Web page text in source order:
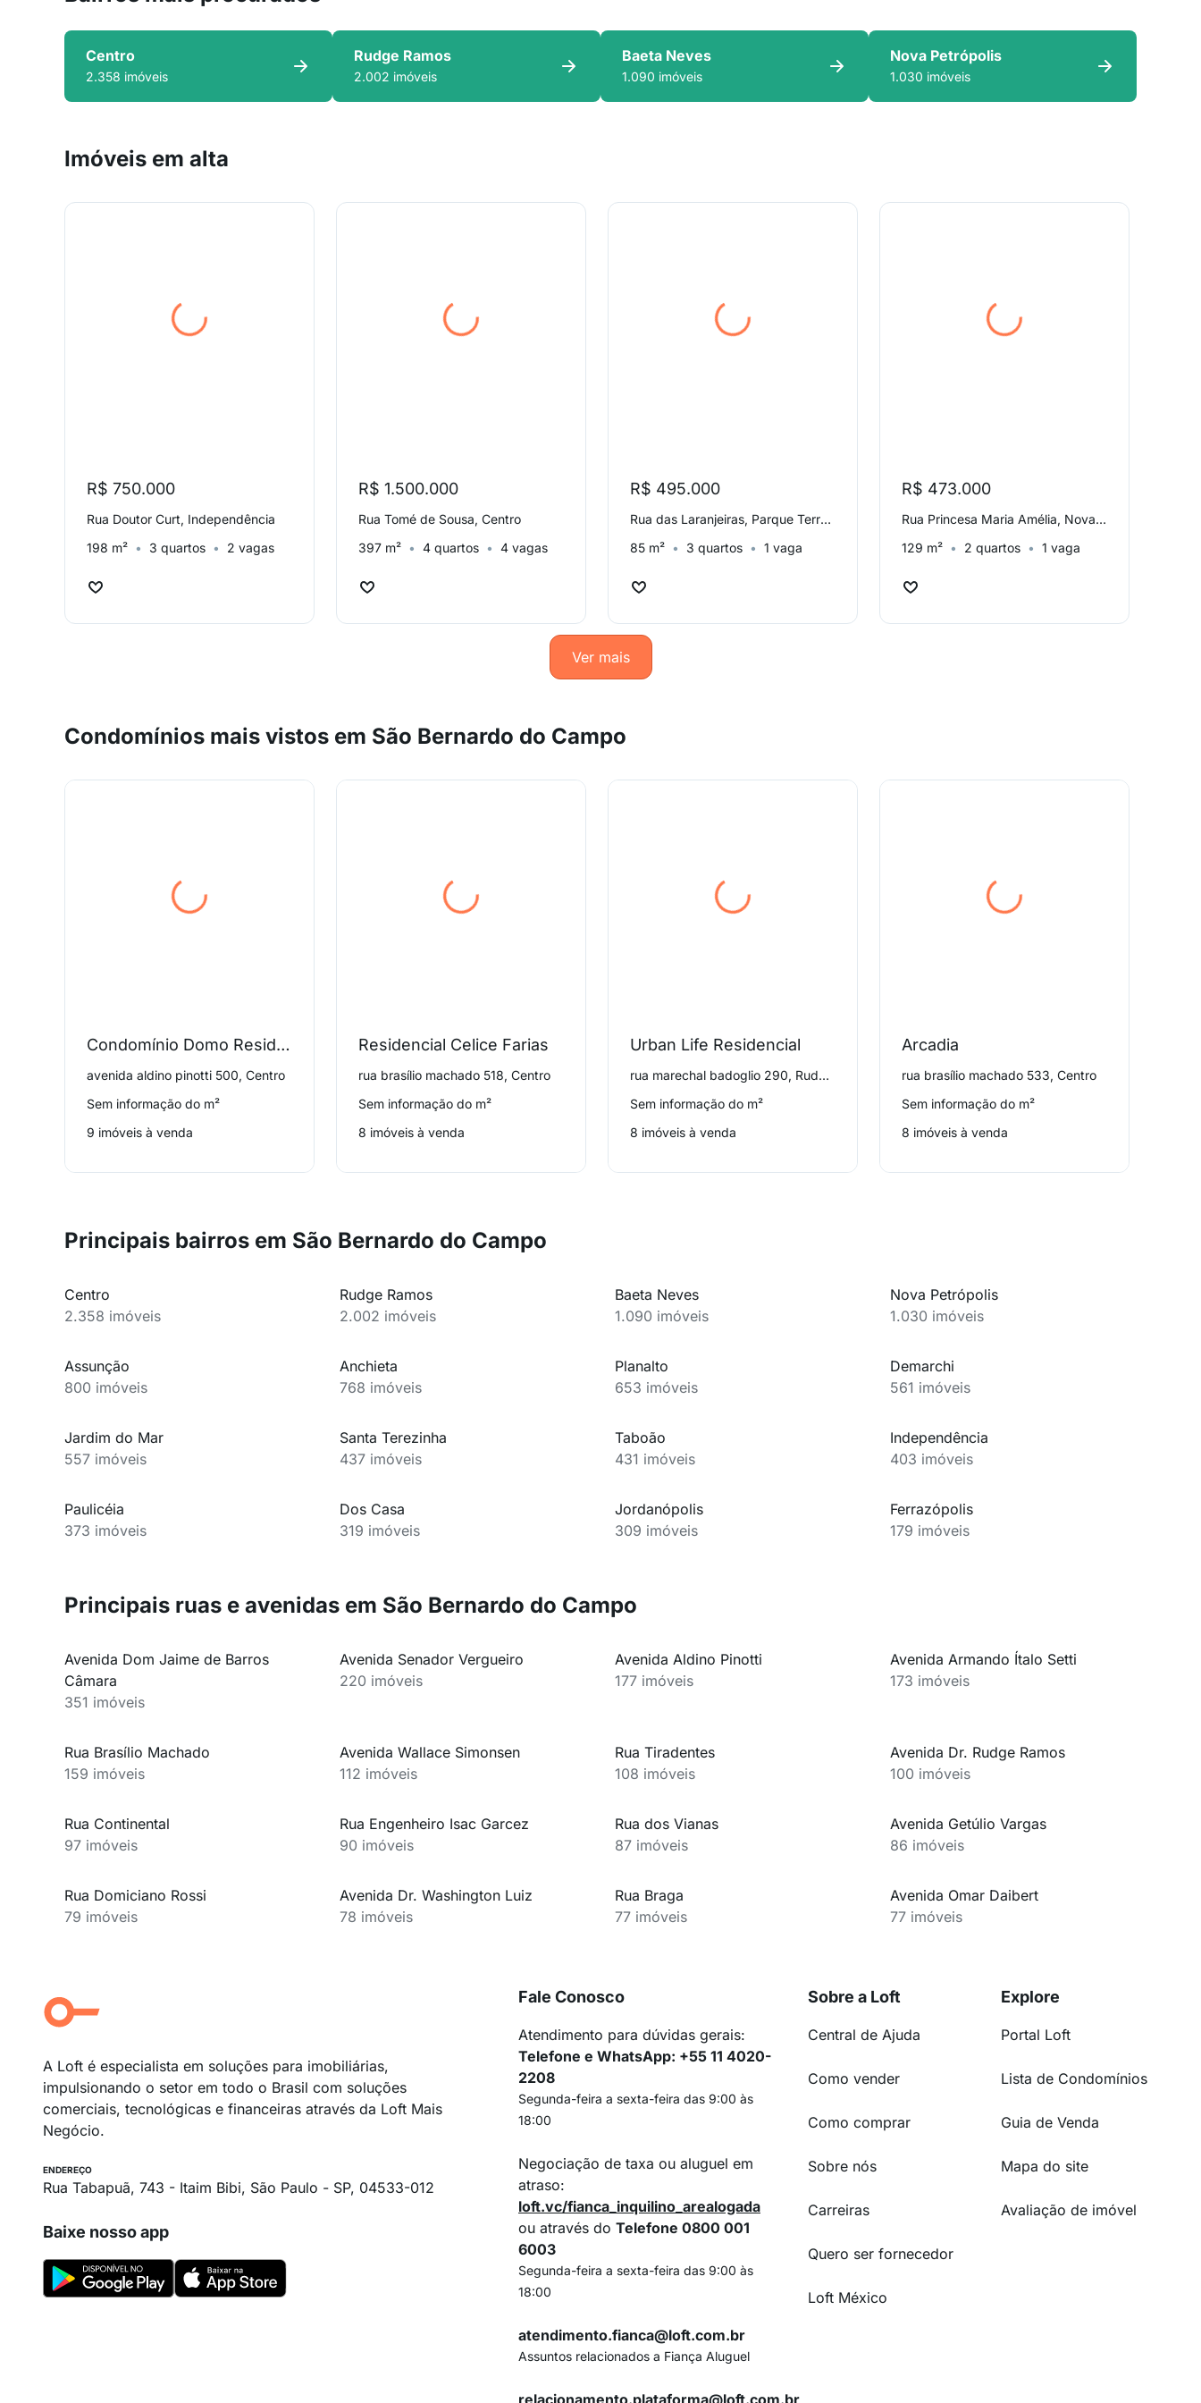
Centro
2.358 imóveis
Rudge Ramos
2.002 imóveis
Baeta Neves
1.090 imóveis
Nova Petrópolis
1.030 imóveis
Imóveis em alta
R$ 750.000
Rua Doutor Curt, Independência
198 m²
3 quartos 2 vagas
R$ 1.500.000
Rua Tomé de Sousa, Centro
397 m²
4 quartos 4 vagas
R$ 495.000
Rua das Laranjeiras, Parque Terra Nova
85 m²
3 quartos 1 vaga
R$ 473.000
Rua Princesa Maria Amélia, Nova Petrópolis
129 m²
2 quartos 1 vaga
Ver mais
Condomínios mais vistos em São Bernardo do Campo
Condomínio Domo Residencial
avenida aldino pinotti 500, Centro
Sem informação do m²
9 imóveis à venda
Residencial Celice Farias
rua brasílio machado 518, Centro
Sem informação do m²
8 imóveis à venda
Urban Life Residencial
rua marechal badoglio 290, Rudge Ramos
Sem informação do m²
8 imóveis à venda
Arcadia
rua brasílio machado 533, Centro
Sem informação do m²
8 imóveis à venda
Principais bairros em São Bernardo do Campo
Centro
2.358 imóveis
Rudge Ramos
2.002 imóveis
Baeta Neves
1.090 imóveis
Nova Petrópolis
1.030 imóveis
Assunção
800 imóveis
Anchieta
768 imóveis
Planalto
653 imóveis
Demarchi
561 imóveis
Jardim do Mar
557 imóveis
Santa Terezinha
437 imóveis
Taboão
431 imóveis
Independência
403 imóveis
Paulicéia
373 imóveis
Dos Casa
319 imóveis
Jordanópolis
309 imóveis
Ferrazópolis
179 imóveis
Principais ruas e avenidas em São Bernardo do Campo
Avenida Dom Jaime de Barros
Câmara
351 imóveis
Avenida Senador Vergueiro
220 imóveis
Avenida Aldino Pinotti
177 imóveis
Avenida Armando Ítalo Setti
173 imóveis
Rua Brasílio Machado
159 imóveis
Avenida Wallace Simonsen
112 imóveis
Rua Tiradentes
108 imóveis
Avenida Dr. Rudge Ramos
100 imóveis
Rua Continental
97 imóveis
Rua Engenheiro Isac Garcez
90 imóveis
Rua dos Vianas
87 imóveis
Avenida Getúlio Vargas
86 imóveis
Rua Domiciano Rossi
79 imóveis
Avenida Dr. Washington Luiz
78 imóveis
Rua Braga
77 imóveis
Avenida Omar Daibert
77 imóveis
A Loft é especialista em soluções para imobiliárias,
impulsionando o setor em todo o Brasil com soluções
comerciais, tecnológicas e financeiras através da Loft Mais
Negócio.
ENDEREÇO
Rua Tabapuã, 743 - Itaim Bibi, São Paulo - SP, 04533-012
Baixe nosso app
Fale Conosco
Atendimento para dúvidas gerais:
Telefone e WhatsApp: +55 11 4020-
2208
Segunda-feira a sexta-feira das 9:00 às
18:00
Negociação de taxa ou aluguel em
atraso:
loft.vc/fianca_inquilino_arealogada
ou através do Telefone 0800 001
6003
Segunda-feira a sexta-feira das 9:00 às
18:00
atendimento.fianca@loft.com.br
Assuntos relacionados a Fiança Aluguel
relacionamento.plataforma@loft.com.br
Sobre a Loft
Central de Ajuda
Como vender
Como comprar
Sobre nós
Carreiras
Quero ser fornecedor
Loft México
Explore
Portal Loft
Lista de Condomínios
Guia de Venda
Mapa do site
Avaliação de imóvel